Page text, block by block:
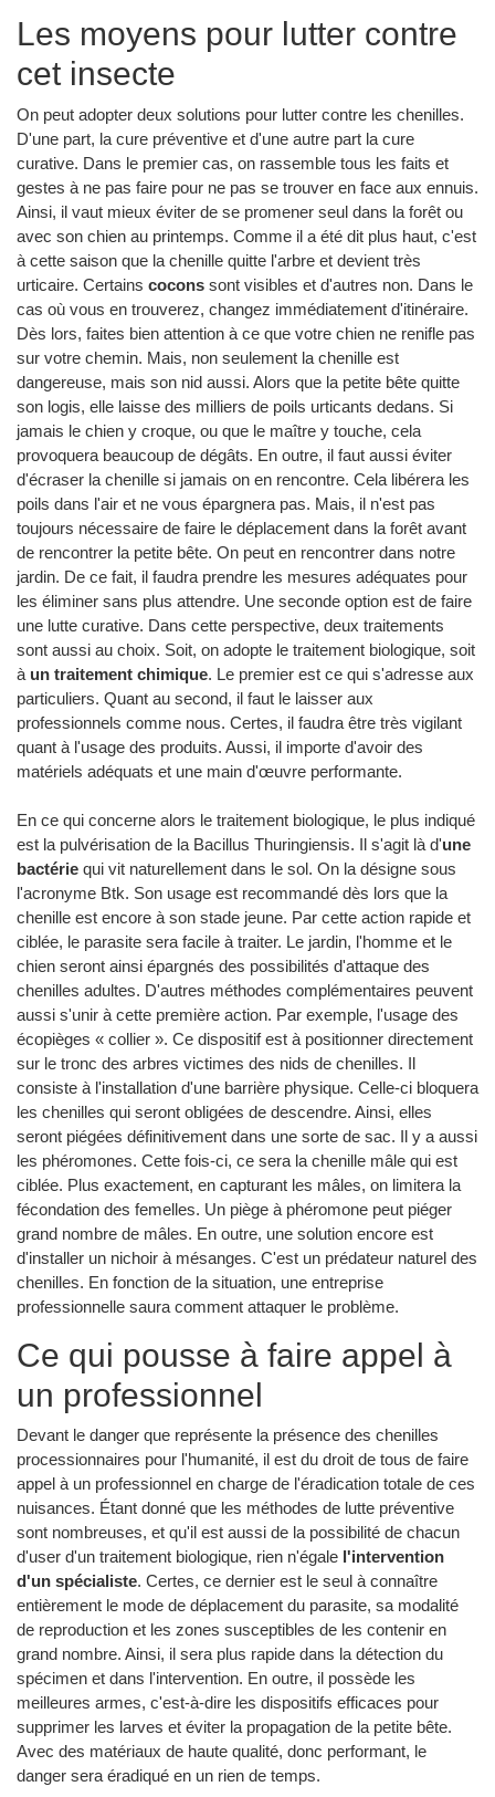
Les moyens pour lutter contre
cet insecte
On peut adopter deux solutions pour lutter contre les chenilles.
D'une part, la cure préventive et d'une autre part la cure
curative. Dans le premier cas, on rassemble tous les faits et
gestes à ne pas faire pour ne pas se trouver en face aux ennuis.
Ainsi, il vaut mieux éviter de se promener seul dans la forêt ou
avec son chien au printemps. Comme il a été dit plus haut, c'est
à cette saison que la chenille quitte l'arbre et devient très
urticaire. Certains cocons sont visibles et d'autres non. Dans le
cas où vous en trouverez, changez immédiatement d'itinéraire.
Dès lors, faites bien attention à ce que votre chien ne renifle pas
sur votre chemin. Mais, non seulement la chenille est
dangereuse, mais son nid aussi. Alors que la petite bête quitte
son logis, elle laisse des milliers de poils urticants dedans. Si
jamais le chien y croque, ou que le maître y touche, cela
provoquera beaucoup de dégâts. En outre, il faut aussi éviter
d'écraser la chenille si jamais on en rencontre. Cela libérera les
poils dans l'air et ne vous épargnera pas. Mais, il n'est pas
toujours nécessaire de faire le déplacement dans la forêt avant
de rencontrer la petite bête. On peut en rencontrer dans notre
jardin. De ce fait, il faudra prendre les mesures adéquates pour
les éliminer sans plus attendre. Une seconde option est de faire
une lutte curative. Dans cette perspective, deux traitements
sont aussi au choix. Soit, on adopte le traitement biologique, soit
à un traitement chimique. Le premier est ce qui s'adresse aux
particuliers. Quant au second, il faut le laisser aux
professionnels comme nous. Certes, il faudra être très vigilant
quant à l'usage des produits. Aussi, il importe d'avoir des
matériels adéquats et une main d'œuvre performante.
En ce qui concerne alors le traitement biologique, le plus indiqué
est la pulvérisation de la Bacillus Thuringiensis. Il s'agit là d'une
bactérie qui vit naturellement dans le sol. On la désigne sous
l'acronyme Btk. Son usage est recommandé dès lors que la
chenille est encore à son stade jeune. Par cette action rapide et
ciblée, le parasite sera facile à traiter. Le jardin, l'homme et le
chien seront ainsi épargnés des possibilités d'attaque des
chenilles adultes. D'autres méthodes complémentaires peuvent
aussi s'unir à cette première action. Par exemple, l'usage des
écopièges « collier ». Ce dispositif est à positionner directement
sur le tronc des arbres victimes des nids de chenilles. Il
consiste à l'installation d'une barrière physique. Celle-ci bloquera
les chenilles qui seront obligées de descendre. Ainsi, elles
seront piégées définitivement dans une sorte de sac. Il y a aussi
les phéromones. Cette fois-ci, ce sera la chenille mâle qui est
ciblée. Plus exactement, en capturant les mâles, on limitera la
fécondation des femelles. Un piège à phéromone peut piéger
grand nombre de mâles. En outre, une solution encore est
d'installer un nichoir à mésanges. C'est un prédateur naturel des
chenilles. En fonction de la situation, une entreprise
professionnelle saura comment attaquer le problème.
Ce qui pousse à faire appel à
un professionnel
Devant le danger que représente la présence des chenilles
processionnaires pour l'humanité, il est du droit de tous de faire
appel à un professionnel en charge de l'éradication totale de ces
nuisances. Étant donné que les méthodes de lutte préventive
sont nombreuses, et qu'il est aussi de la possibilité de chacun
d'user d'un traitement biologique, rien n'égale l'intervention
d'un spécialiste. Certes, ce dernier est le seul à connaître
entièrement le mode de déplacement du parasite, sa modalité
de reproduction et les zones susceptibles de les contenir en
grand nombre. Ainsi, il sera plus rapide dans la détection du
spécimen et dans l'intervention. En outre, il possède les
meilleures armes, c'est-à-dire les dispositifs efficaces pour
supprimer les larves et éviter la propagation de la petite bête.
Avec des matériaux de haute qualité, donc performant, le
danger sera éradiqué en un rien de temps.